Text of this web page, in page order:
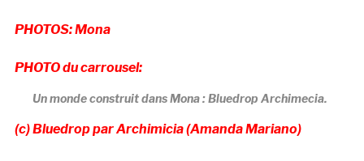
PHOTOS: Mona
PHOTO du carrousel:
Un monde construit dans Mona : Bluedrop Archimecia.
(c) Bluedrop par Archimicia (Amanda Mariano)